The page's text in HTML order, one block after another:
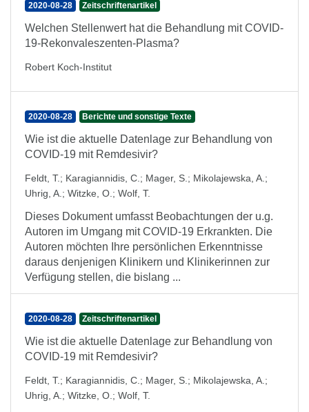
2020-08-28 Zeitschriftenartikel
Welchen Stellenwert hat die Behandlung mit COVID-
19-Rekonvaleszenten-Plasma?
Robert Koch-Institut
2020-08-28 Berichte und sonstige Texte
Wie ist die aktuelle Datenlage zur Behandlung von
COVID-19 mit Remdesivir?
Feldt, T.; Karagiannidis, C. ; Mager, S. ; Mikolajewska, A. ;
Uhrig, A. ; Witzke, O. ; Wolf, T.
Dieses Dokument umfasst Beobachtungen der u.g.
Autoren im Umgang mit COVID-19 Erkrankten. Die
Autoren möchten Ihre persönlichen Erkenntnisse
daraus denjenigen Klinikern und Klinikerinnen zur
Verfügung stellen, die bislang ...
2020-08-28 Zeitschriftenartikel
Wie ist die aktuelle Datenlage zur Behandlung von
COVID-19 mit Remdesivir?
Feldt, T.; Karagiannidis, C. ; Mager, S. ; Mikolajewska, A. ;
Uhrig, A. ; Witzke, O. ; Wolf, T.